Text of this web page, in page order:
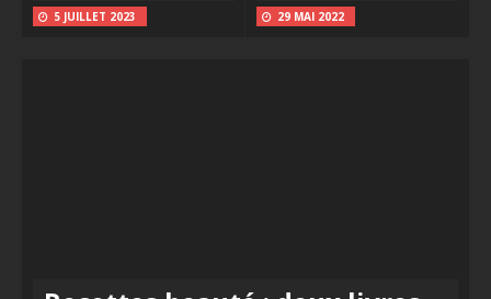
5 JUILLET 2023 29 MAI 2022